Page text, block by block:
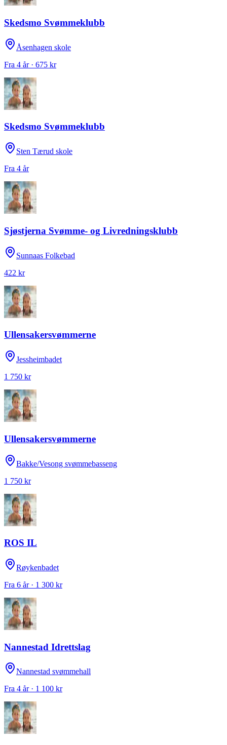
Skedsmo Svømmeklubb
Åsenhagen skole
Fra 4 år · 675 kr
Skedsmo Svømmeklubb
Sten Tærud skole
Fra 4 år
Sjøstjerna Svømme- og Livredningsklubb
Sunnaas Folkebad
422 kr
Ullensakersvømmerne
Jessheimbadet
1 750 kr
Ullensakersvømmerne
Bakke/Vesong svømmebasseng
1 750 kr
ROS IL
Røykenbadet
Fra 6 år · 1 300 kr
Nannestad Idrettslag
Nannestad svømmehall
Fra 4 år · 1 100 kr